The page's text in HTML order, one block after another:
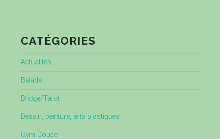
CATÉGORIES
Actualités
Balade
Bridge/Tarot
Dessin, peinture, arts plastiques
Gym Douce